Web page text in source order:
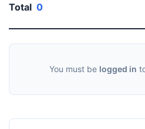
Total 0
You must be logged in